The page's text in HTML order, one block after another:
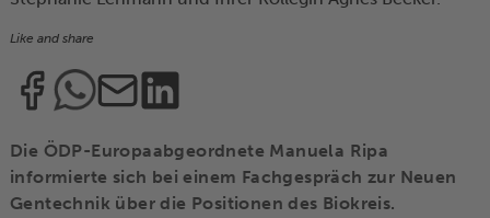
Like and share
Die ÖDP-Europaabgeordnete Manuela Ripa
informierte sich bei einem Fachgespräch zur Neuen
Gentechnik über die Positionen des Biokreis.